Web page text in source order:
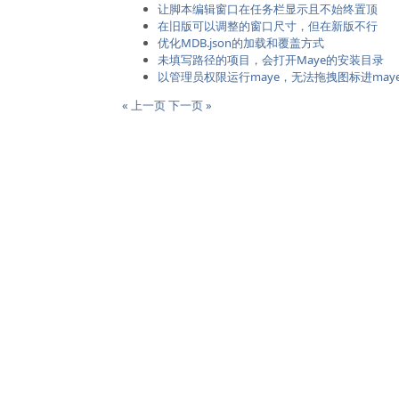
让脚本编辑窗口在任务栏显示且不始终置顶
在旧版可以调整的窗口尺寸，但在新版不行
优化MDB.json的加载和覆盖方式
未填写路径的项目，会打开Maye的安装目录
以管理员权限运行maye，无法拖拽图标进
« 上一页下一页 »